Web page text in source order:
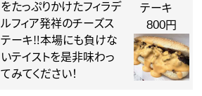
をたっぷりかけたフィラデ
ルフィア発祥のチーズス
テーキ‼本場にも負けな
いテイストを是非味わっ
てみてください！
テーキ
800円